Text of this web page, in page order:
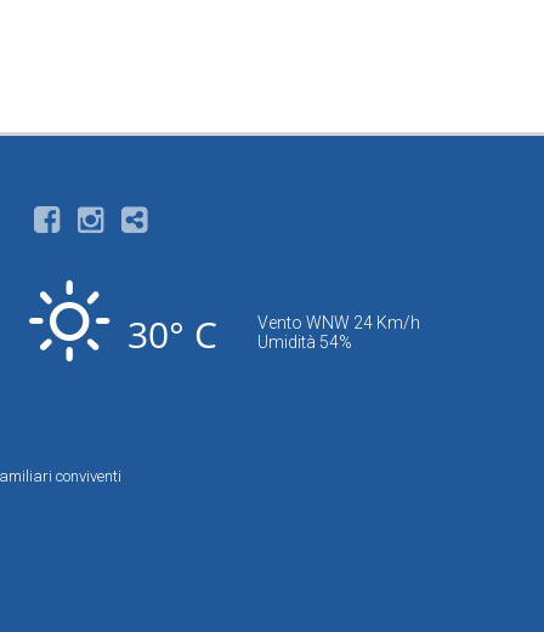
30° C
Vento WNW 24 Km/h
Umidità 54%
conviventi